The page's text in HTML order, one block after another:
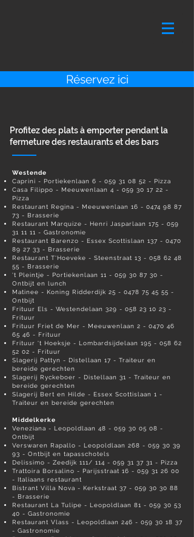
Réservez ici
Profitez des plats à emporter pendant la
fermeture des restaurants et des bars
Westende
Caprini - Portiekenlaan 6 - 059 31 08 52 - Pizza
Casa Filippo - Meeuwenlaan 4 - 059 30 17 22 -
Pizza
Restaurant Regina - Meeuwenlaan 16 - 0474 98 87
73 - Brasserie
Restaurant Marquize - Henri Jasparlaan 175 - 059
31 11 11 - Gastronomie
Restaurant Barenzo - Essex Scottislaan 137 - 0470
89 27 33 - Brasserie
Restaurant T'Hoeveke - Steenstraat 13 - 058 62 48
55 - Brasserie
't Pleintje - Portiekenlaan 11 - 059 30 87 30 -
Ontbijt en lunch
Matinee - Koning Ridderdijk 25 - 0478 75 45 55 -
Ontbijt
Frituur Els - Westendelaan 329 - 058 23 10 23 -
Frituur
Frituur Friet de Mer - Meeuwenlaan 2 - 0470 46
65 46 - Frituur
Frituur 't Hoeksje - Lombardsijdelaan 195 - 058 62
52 02 - Frituur
Slagerij Pattyn - Distellaan 17 - Traiteur en
bereide gerechten
Slagerij Ryckeboer - Distellaan 31 - Traiteur en
bereide gerechten
Slagerij Bert en Hilde - Essex Scottislaan 1 -
Traiteur en bereide gerechten
Middelkerke
Veneziana - Leopoldlaan 48 - 059 30 05 08 -
Ontbijt
Verswaren Rapallo - Leopoldlaan 268 - 059 30 39
93 - Ontbijt en tapasschotels
Delissimo - Zeedijk 111/ 114 - 059 31 37 31 - Pizza
Trattoira Borsalino - Parijsstraat 16 - 059 31 26 00
- Italiaans restaurant
Bistrant Villa Nova - Kerkstraat 37 - 059 30 30 88
- Brasserie
Restaurant La Tulipe - Leopoldlaan 81 - 059 30 53
40 - Gastronomie
Restaurant Vlass - Leopoldlaan 246 - 059 30 18 37
- Gastronomie